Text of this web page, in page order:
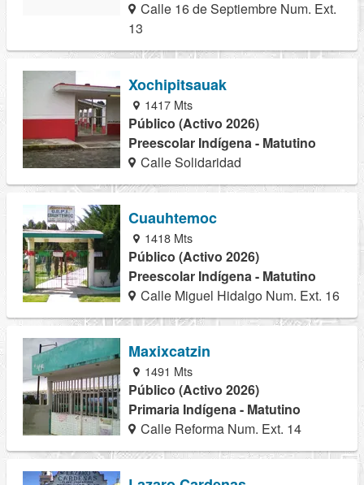
Calle 16 de Septiembre Num. Ext.
13
Xochipitsauak
1417 Mts
Público (Activo 2026)
Preescolar Indígena - Matutino
Calle Solidaridad
Cuauhtemoc
1418 Mts
Público (Activo 2026)
Preescolar Indígena - Matutino
Calle Miguel Hidalgo Num. Ext. 16
Maxixcatzin
1491 Mts
Público (Activo 2026)
Primaria Indígena - Matutino
Calle Reforma Num. Ext. 14